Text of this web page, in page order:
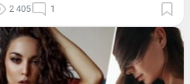
2 405 1